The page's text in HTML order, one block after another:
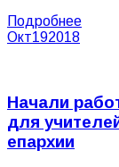
Подробнее
Окт192018
Начали
для
епархии